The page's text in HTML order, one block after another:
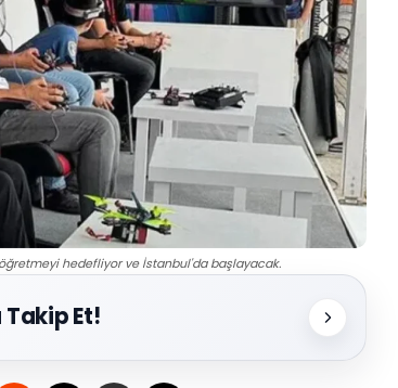
hedefliyor ve İstanbul'da başlayacak.
Et!